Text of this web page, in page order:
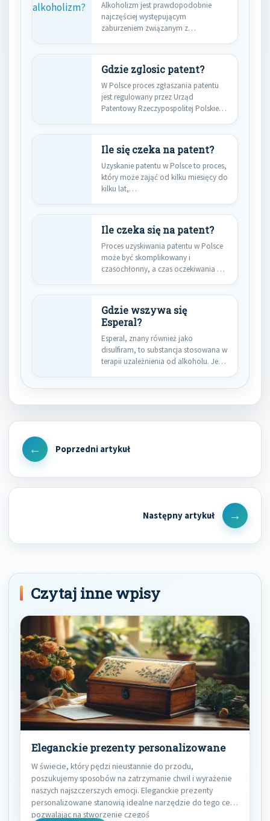
Alkoholizm jest prawdopodobnie
najczęściej występującym
zaburzeniem związanym z
Gdzie zglosic patent?
W Polsce proces zgłaszania patentu
jest regulowany przez Urząd
Patentowy Rzeczypospolitej Polskiej,
Ile się czeka na patent?
Uzyskanie patentu w Polsce to proces,
który może zająć od kilku miesięcy do
kilku lat,…
Ile czeka się na patent?
Proces uzyskiwania patentu w Polsce
może być skomplikowany i
czasochłonny, a czas oczekiwania na
Gdzie wszywa się
Esperal?
Esperal, znany również jako
disulfiram, to substancja stosowana w
terapii uzależnienia od alkoholu. Jego
Nawigacja
wpisu
Previous
Next
Post
Czytaj inne wpisy
Eleganckie prezenty personalizowane
W świecie, który pędzi nieustannie do przodu,
poszukujemy sposobów na zatrzymanie chwil i wyrażenie
naszych najszczerszych emocji. Eleganckie prezenty
personalizowane stanowią idealne narzędzie do tego celu,
pozwalając na stworzenie czegoś